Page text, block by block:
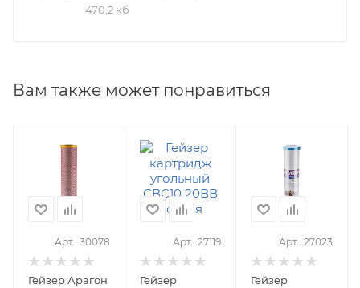
470,2 кб
Вам также может понравиться
Арт.: 30078
Гейзер Арагон
Арт.: 27119
Гейзер
Арт.: 27023
Гейзер